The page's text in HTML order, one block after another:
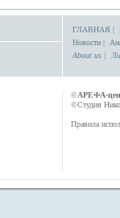
ГЛАВНАЯ |
Новости |
About us |
©АРЕФА-
©Студия
Правила